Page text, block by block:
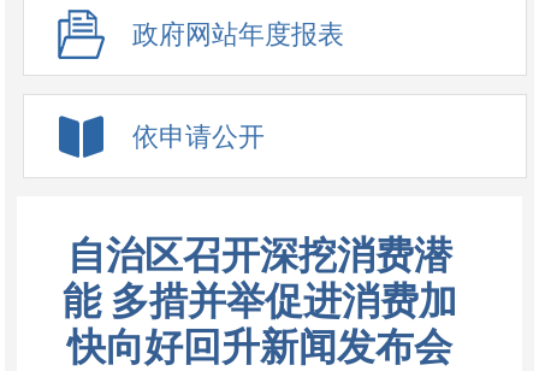
政府网站年度报表
依申请公开
自治区召开深挖消费潜
能 多措并举促进消费加
快向好回升新闻发布会